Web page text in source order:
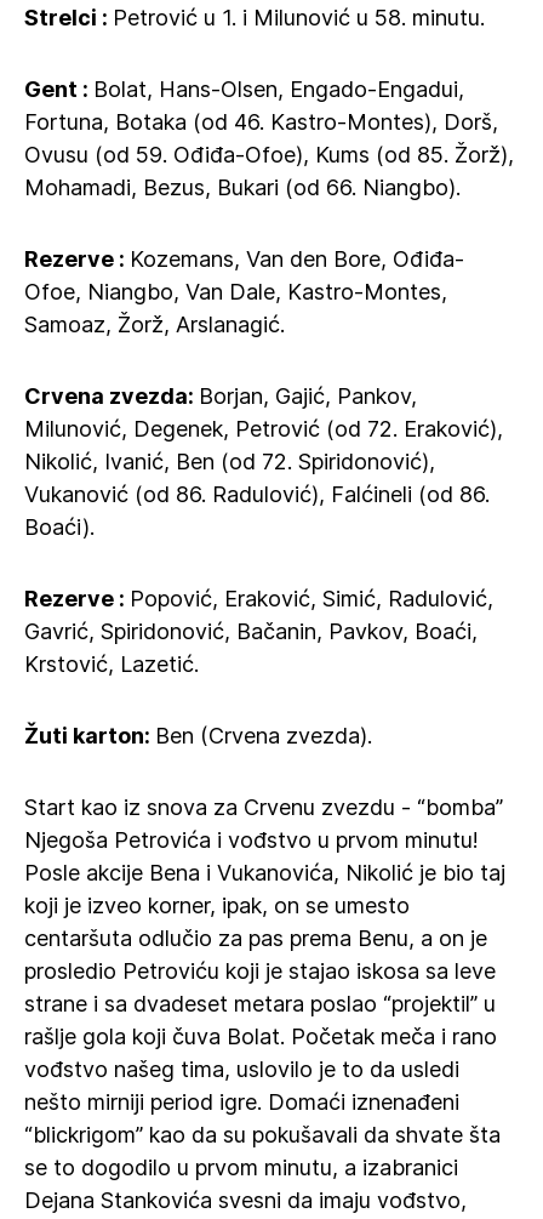
Strelci : Petrović u 1. i Milunović u 58. minutu.
Gent : Bolat, Hans-Olsen, Engado-Engadui,
Fortuna, Botaka (od 46. Kastro-Montes), Dorš,
Ovusu (od 59. Ođiđa-Ofoe), Kums (od 85. Žorž),
Mohamadi, Bezus, Bukari (od 66. Niangbo).
Rezerve : Kozemans, Van den Bore, Ođiđa-
Ofoe, Niangbo, Van Dale, Kastro-Montes,
Samoaz, Žorž, Arslanagić.
Crvena zvezda: Borjan, Gajić, Pankov,
Milunović, Degenek, Petrović (od 72. Eraković),
Nikolić, Ivanić, Ben (od 72. Spiridonović),
Vukanović (od 86. Radulović), Falćineli (od 86.
Boaći).
Rezerve : Popović, Eraković, Simić, Radulović,
Gavrić, Spiridonović, Bačanin, Pavkov, Boaći,
Krstović, Lazetić.
Žuti karton: Ben (Crvena zvezda).
Start kao iz snova za Crvenu zvezdu - “bomba”
Njegoša Petrovića i vođstvo u prvom minutu!
Posle akcije Bena i Vukanovića, Nikolić je bio taj
koji je izveo korner, ipak, on se umesto
centaršuta odlučio za pas prema Benu, a on je
prosledio Petroviću koji je stajao iskosa sa leve
strane i sa dvadeset metara poslao “projektil” u
rašlje gola koji čuva Bolat. Početak meča i rano
vođstvo našeg tima, uslovilo je to da usledi
nešto mirniji period igre. Domaći iznenađeni
“blickrigom” kao da su pokušavali da shvate šta
se to dogodilo u prvom minutu, a izabranici
Dejana Stankovića svesni da imaju vođstvo,